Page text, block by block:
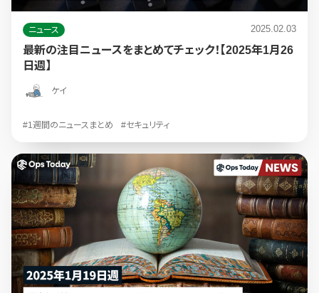
ニュース 2025.02.03
最新の注目ニュースをまとめてチェック！【2025年1月26
日週】
ケイ
#1週間のニュースまとめ #セキュリティ